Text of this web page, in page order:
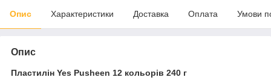
Опис Характеристики Доставка Оплата Умови
Опис
Пластилін Yes Pusheen 12 кольорів 240 г